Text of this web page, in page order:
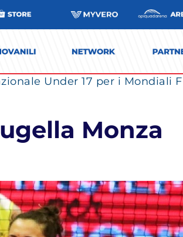
Under 17 per i Mondiali
Monza